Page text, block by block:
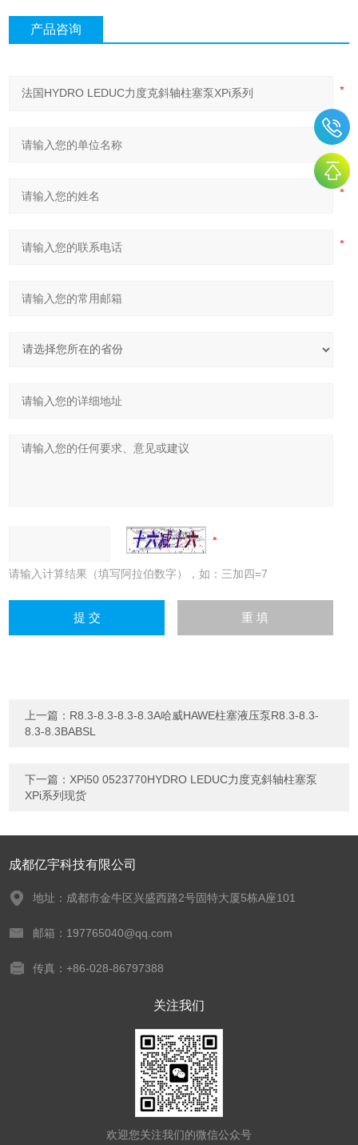
产品咨询
请输入计算结果（填写阿拉伯数字），如：三加四=7
上一篇： R8.3-8.3-8.3-8.3A哈威HAWE柱塞液压泵R8.3-8.3-
8.3-8.3BABSL
下一篇： XPi50 0523770HYDRO LEDUC力度克斜轴柱塞泵
XPi系列现货
成都亿宇科技有限公司
地址：成都市金牛区兴盛西路2号固特大厦5栋A座101
邮箱：197765040@qq.com
传真：+86-028-86797388
关注我们
欢迎您关注我们的微信公众号